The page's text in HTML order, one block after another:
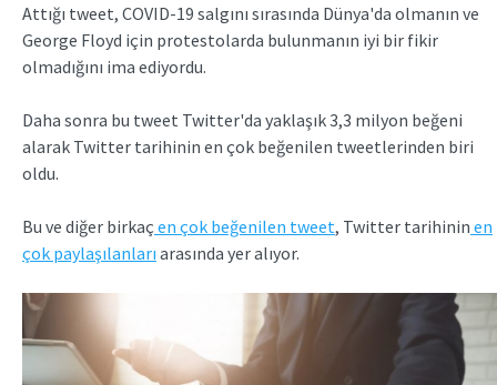
Attığı tweet, COVID-19 salgını sırasında Dünya'da olmanın ve
George Floyd için protestolarda bulunmanın iyi bir fikir
olmadığını ima ediyordu.
Daha sonra bu tweet Twitter'da yaklaşık 3,3 milyon beğeni
alarak Twitter tarihinin en çok beğenilen tweetlerinden biri
oldu.
Bu ve diğer birkaçen çok beğenilen tweet, Twitter tarihinin en
çok paylaşılanları arasında yer alıyor.